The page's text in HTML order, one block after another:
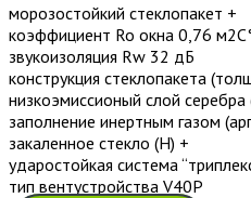
морозостойкий стеклопакет +
коэффициент Ro окна 0,76
звукоизоляция Rw 32 дБ
конструкция стеклопакета
низкоэмиссионый слой серебра
заполнение инертным газом
закаленное стекло (H) +
ударостойкая система
тип вентустройства V40P